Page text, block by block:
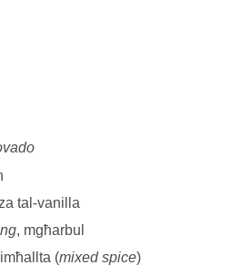
tal-vanilla
, mgħarbul
(mixed spice)